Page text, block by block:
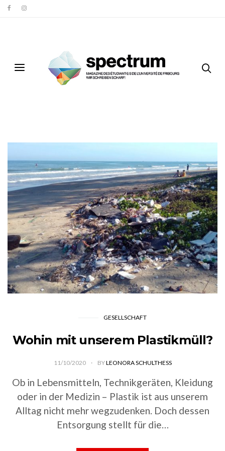
GESELLSCHAFT
Wohin mit unserem Plastikmüll?
11/10/2020 BYLEONORA SCHULTHESS
Ob in Lebensmitteln, Technikgeräten, Kleidung
oder in der Medizin – Plastik ist aus unserem
Alltag nicht mehr wegzudenken. Doch dessen
Entsorgung stellt für die…